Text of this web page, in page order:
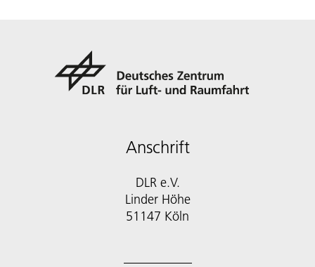
Anschrift
DLR e.V.
Linder Höhe
51147 Köln